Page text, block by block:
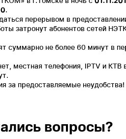
.
перерывом в
затронут абонентов сетей
суммарно не более 60 минут в
местная телефония, IPTV и КТВ
за предоставляемые неудобства!
вопросы?